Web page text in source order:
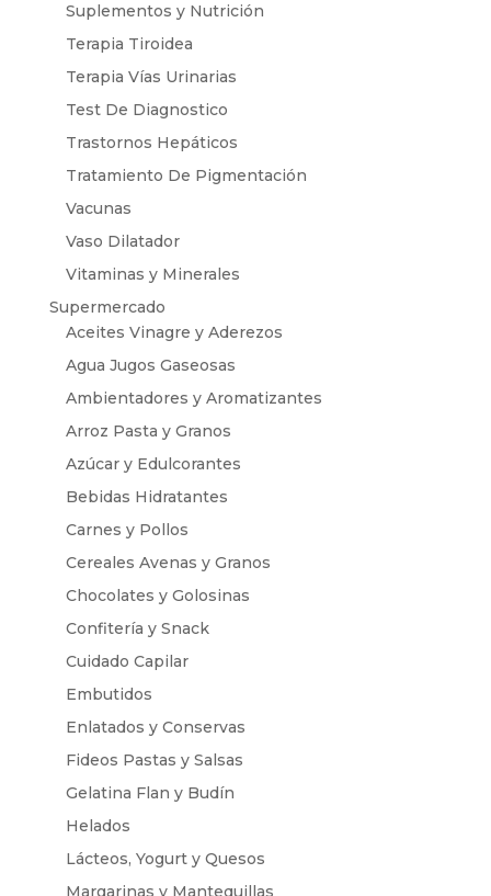
Suplementos y Nutrición
Terapia Tiroidea
Terapia Vías Urinarias
Test De Diagnostico
Trastornos Hepáticos
Tratamiento De Pigmentación
Vacunas
Vaso Dilatador
Vitaminas y Minerales
Supermercado
Aceites Vinagre y Aderezos
Agua Jugos Gaseosas
Ambientadores y Aromatizantes
Arroz Pasta y Granos
Azúcar y Edulcorantes
Bebidas Hidratantes
Carnes y Pollos
Cereales Avenas y Granos
Chocolates y Golosinas
Confitería y Snack
Cuidado Capilar
Embutidos
Enlatados y Conservas
Fideos Pastas y Salsas
Gelatina Flan y Budín
Helados
Lácteos, Yogurt y Quesos
Margarinas y Mantequillas